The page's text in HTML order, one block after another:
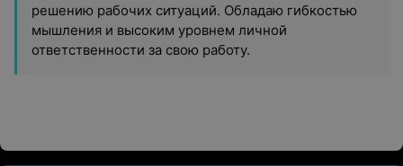
решению рабочих ситуаций. Обладаю гибкостью
мышления и высоким уровнем личной
ответственности за свою работу.